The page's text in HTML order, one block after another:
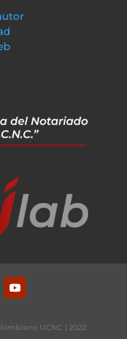
UCNC | 2022